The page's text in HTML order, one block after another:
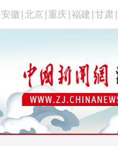
安徽 北京 重庆 福建 甘肃